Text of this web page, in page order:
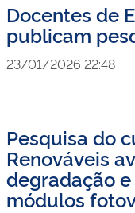
Docentes de
publicam
23/01/2026 22:48
Pesquisa do
Renováveis
degradação
módulos